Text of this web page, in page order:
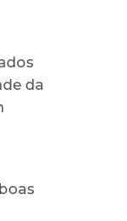
da